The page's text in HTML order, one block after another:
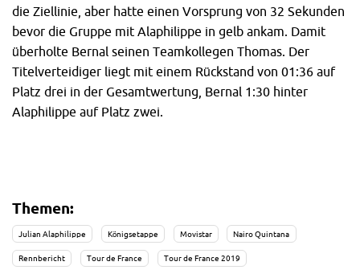
die Ziellinie, aber hatte einen Vorsprung von 32 Sekunden
bevor die Gruppe mit Alaphilippe in gelb ankam. Damit
überholte Bernal seinen Teamkollegen Thomas. Der
Titelverteidiger liegt mit einem Rückstand von 01:36 auf
Platz drei in der Gesamtwertung, Bernal 1:30 hinter
Alaphilippe auf Platz zwei.
Themen:
Julian Alaphilippe Königsetappe Movistar Nairo Quintana
Rennbericht Tour de France Tour de France 2019